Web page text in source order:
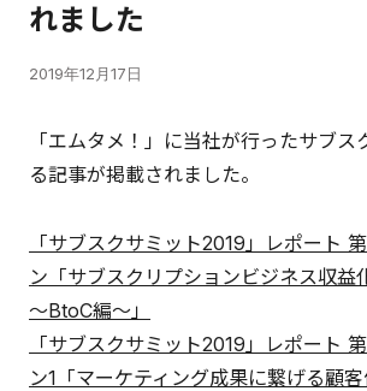
れました
2019年12月17日
「エムタメ！」に当社が行ったサブス
る記事が掲載されました。
「サブスクサミット2019」レポート
ン「サブスクリプションビジネス収益
～BtoC編～」
「サブスクサミット2019」レポート
ン1「マーケティング成果に繋げる顧客